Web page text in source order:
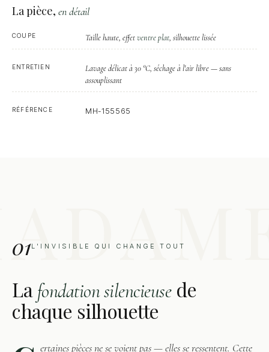
La pièce,en détail
COUPE Taille haute, effetventre plat, silhouette lissée
ENTRETIEN
Lavage délicat à 30 °C, séchage à l'air libre — sans
assouplissant
RÉFÉRENCE MH-155565
01L'INVISIBLE QUI CHANGE TOUT
La fondation silencieusede
chaque silhouette
ertaines pièces ne se voient pas — elles se ressentent. Cette